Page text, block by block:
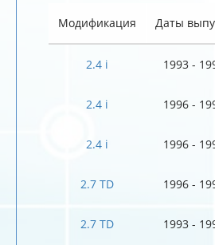
Модификация Даты
2.4 i 1993 -
2.4 i 1996 -
2.4 i 1996 -
2.7 TD 1996 -
2.7 TD 1993 -